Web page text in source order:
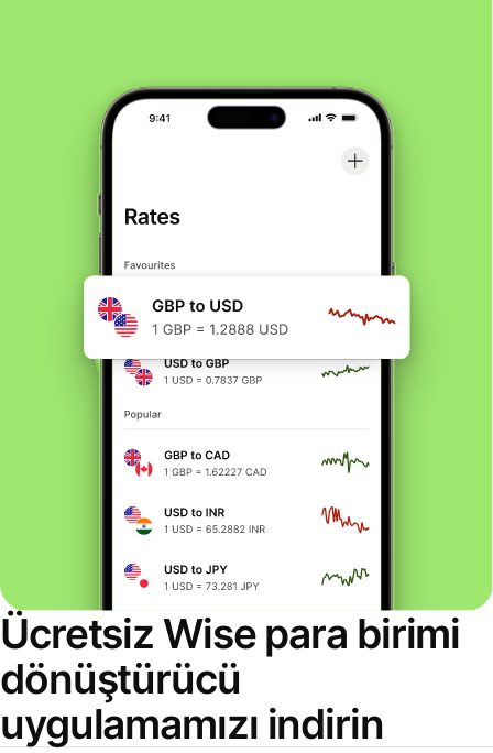
Ücretsiz Wise para birimi
dönüştürücü
uygulamamızı indirin